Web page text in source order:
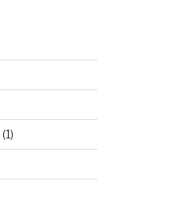
(1)